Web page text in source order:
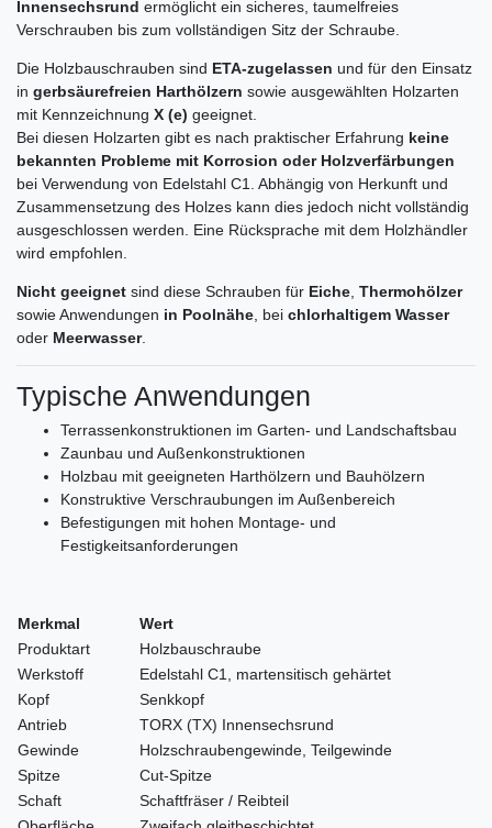
Innensechsrund ermöglicht ein sicheres, taumelfreies
Verschrauben bis zum vollständigen Sitz der Schraube.
Die Holzbauschrauben sind ETA-zugelassen und für den Einsatz
in gerbsäurefreien Harthölzern sowie ausgewählten Holzarten
mit Kennzeichnung X (e) geeignet.
Bei diesen Holzarten gibt es nach praktischer Erfahrung keine
bekannten Probleme mit Korrosion oder Holzverfärbungen
bei Verwendung von Edelstahl C1. Abhängig von Herkunft und
Zusammensetzung des Holzes kann dies jedoch nicht vollständig
ausgeschlossen werden. Eine Rücksprache mit dem Holzhändler
wird empfohlen.
Nicht geeignet sind diese Schrauben für Eiche, Thermohölzer
sowie Anwendungen in Poolnähe, bei chlorhaltigem Wasser
oder Meerwasser.
Typische Anwendungen
Terrassenkonstruktionen im Garten- und Landschaftsbau
Zaunbau und Außenkonstruktionen
Holzbau mit geeigneten Harthölzern und Bauhölzern
Konstruktive Verschraubungen im Außenbereich
Befestigungen mit hohen Montage- und
Festigkeitsanforderungen
Merkmal
Wert
Produktart
Holzbauschraube
Werkstoff
Edelstahl C1, martensitisch gehärtet
Kopf
Senkkopf
Antrieb
TORX (TX) Innensechsrund
Gewinde
Holzschraubengewinde, Teilgewinde
Spitze
Cut-Spitze
Schaft
Schaftfräser / Reibteil